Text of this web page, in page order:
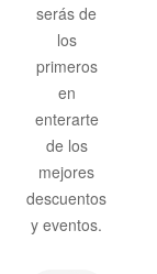
serás de
los
primeros
en
enterarte
de los
mejores
descuentos
y eventos.